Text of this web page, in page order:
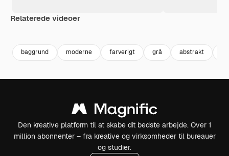
Relaterede videoer
baggrund moderne farverigt grå abstrakt
Den kreative platform til at skabe dit bedste arbejde. Over 1
million abonnenter – fra kreative og virksomheder til bureauer
og studier.